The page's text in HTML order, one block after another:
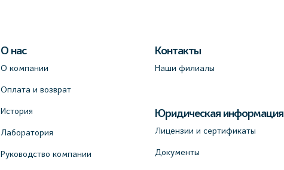
О нас
О компании
Оплата и возврат
История
Лаборатория
Руководство компании
Контакты
Наши филиалы
Юридическая информация
Лицензии и сертификаты
Документы